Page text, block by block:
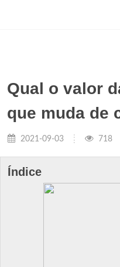
Qual o valor
que muda de
2021-09-03 718
Índice